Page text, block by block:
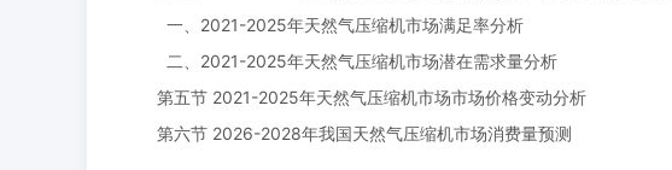
一、2021-2025年天然气压缩机市场满足率分析
二、2021-2025年天然气压缩机市场潜在需求量分析
第五节 2021-2025年天然气压缩机市场市场价格变动分析
第六节 2026-2028年我国天然气压缩机市场消费量预测